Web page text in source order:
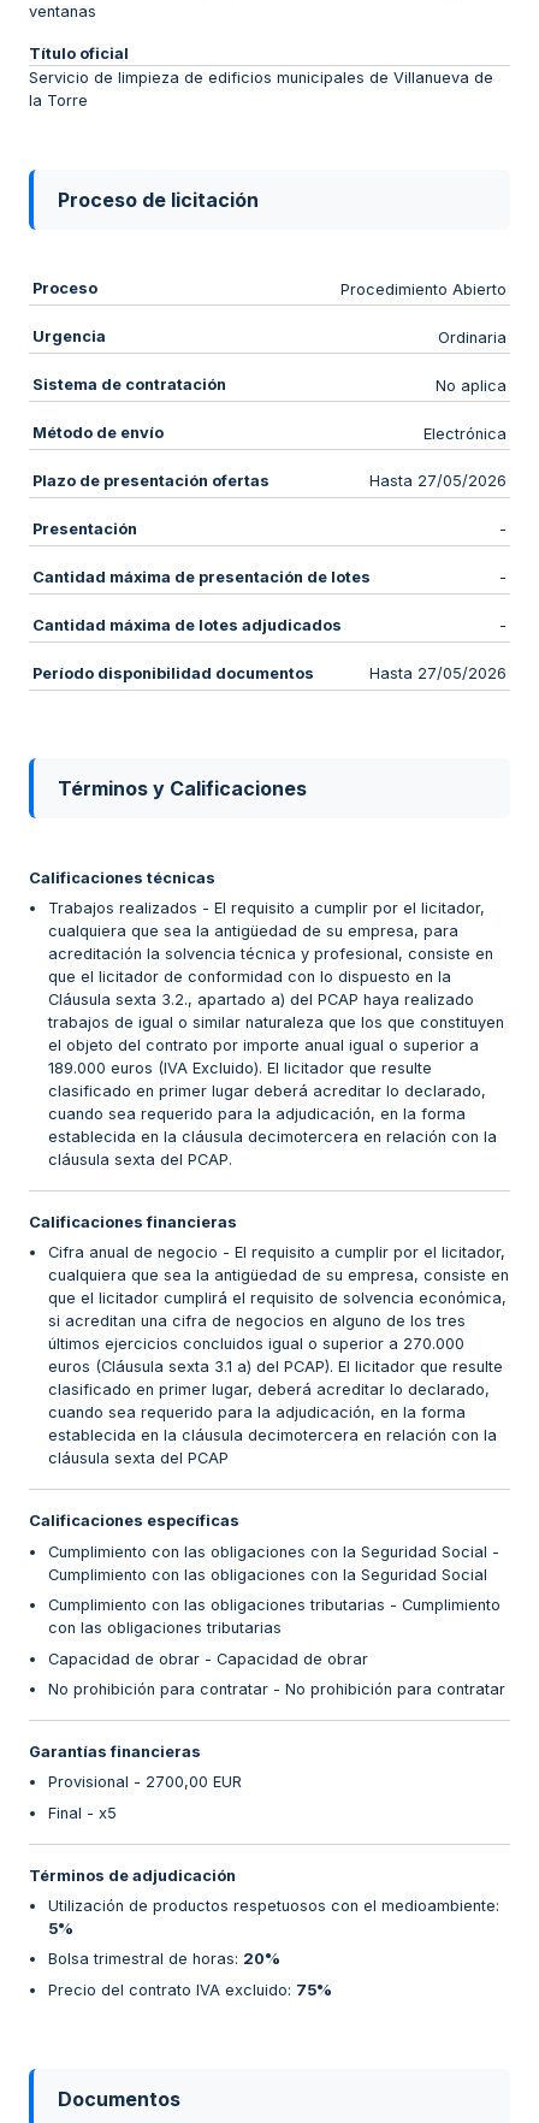
ventanas
Título oficial
Servicio de limpieza de edificios municipales de Villanueva de
la Torre
Proceso de licitación
Proceso Procedimiento Abierto
Urgencia Ordinaria
Sistema de contratación No aplica
Método de envío Electrónica
Plazo de presentación ofertas Hasta 27/05/2026
Presentación -
Cantidad máxima de presentación de lotes -
Cantidad máxima de lotes adjudicados -
Período disponibilidad documentos Hasta 27/05/2026
Términos y Calificaciones
Calificaciones técnicas
Trabajos realizados - El requisito a cumplir por el licitador,
cualquiera que sea la antigüedad de su empresa, para
acreditación la solvencia técnica y profesional, consiste en
que el licitador de conformidad con lo dispuesto en la
Cláusula sexta 3.2., apartado a) del PCAP haya realizado
trabajos de igual o similar naturaleza que los que constituyen
el objeto del contrato por importe anual igual o superior a
189.000 euros (IVA Excluido). El licitador que resulte
clasificado en primer lugar deberá acreditar lo declarado,
cuando sea requerido para la adjudicación, en la forma
establecida en la cláusula decimotercera en relación con la
cláusula sexta del PCAP.
Calificaciones financieras
Cifra anual de negocio - El requisito a cumplir por el licitador,
cualquiera que sea la antigüedad de su empresa, consiste en
que el licitador cumplirá el requisito de solvencia económica,
si acreditan una cifra de negocios en alguno de los tres
últimos ejercicios concluidos igual o superior a 270.000
euros (Cláusula sexta 3.1 a) del PCAP). El licitador que resulte
clasificado en primer lugar, deberá acreditar lo declarado,
cuando sea requerido para la adjudicación, en la forma
establecida en la cláusula decimotercera en relación con la
cláusula sexta del PCAP
Calificaciones específicas
Cumplimiento con las obligaciones con la Seguridad Social -
Cumplimiento con las obligaciones con la Seguridad Social
Cumplimiento con las obligaciones tributarias - Cumplimiento
con las obligaciones tributarias
Capacidad de obrar - Capacidad de obrar
No prohibición para contratar - No prohibición para contratar
Garantías financieras
Provisional - 2700,00 EUR
Final - x5
Términos de adjudicación
Utilización de productos respetuosos con el medioambiente:
5%
Bolsa trimestral de horas: 20%
Precio del contrato IVA excluido: 75%
Documentos